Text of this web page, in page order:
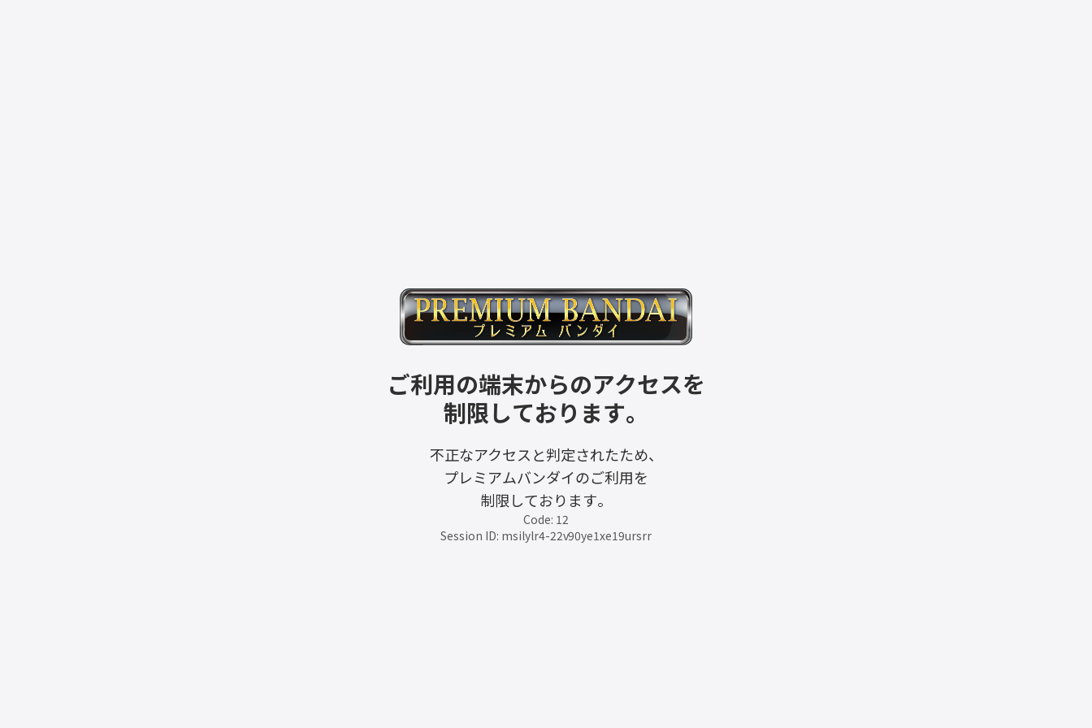
ご利用の端末からのアクセスを
制限しております。
不正なアクセスと判定されたため、
プレミアムバンダイのご利用を
制限しております。
Code: 12
Session ID: msilylr4-22v90ye1xe19ursrr